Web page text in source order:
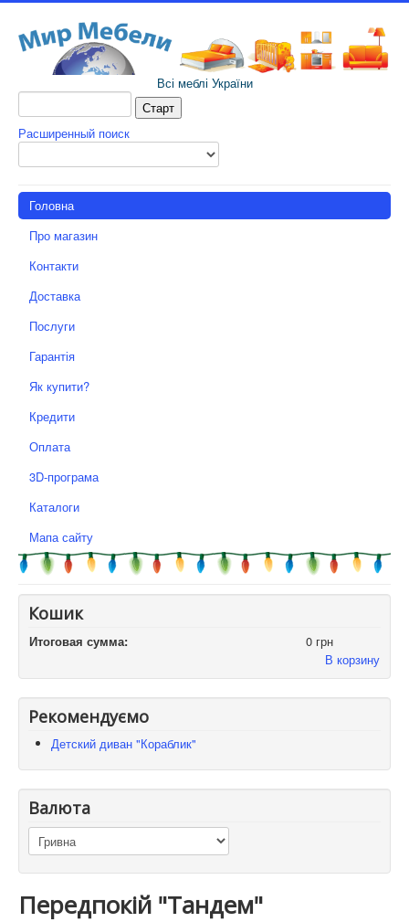
Всі меблі України
Расширенный поиск
Головна
Про магазин
Контакти
Доставка
Послуги
Гарантія
Як купити?
Кредити
Оплата
3D-програма
Каталоги
Мапа сайту
Кошик
Итоговая сумма:
0 грн
В корзину
Рекомендуємо
Детский диван "Кораблик"
Валюта
Передпокій "Тандем"